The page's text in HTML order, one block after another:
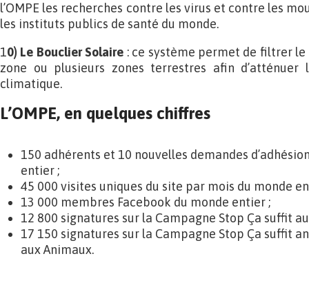
l’OMPE les recherches contre les virus et contre les
les instituts publics de santé du monde.
10) Le Bouclier Solaire : ce système permet de filtrer
zone ou plusieurs zones terrestres afin d’atténuer
climatique.
L’OMPE, en quelques chiffres
150 adhérents et 10 nouvelles demandes
entier ;
45 000 visites uniques du site par mois du monde
13 000 membres Facebook du monde entier ;
12 800 signatures sur la Campagne Stop Ça suffit
17 150 signatures sur la Campagne Stop Ça suffit
aux Animaux.